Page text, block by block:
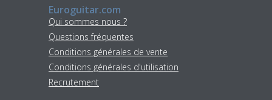
Euroguitar.com
Qui sommes nous ?
Questions fréquentes
Conditions générales de vente
Conditions générales d'utilisation
Recrutement